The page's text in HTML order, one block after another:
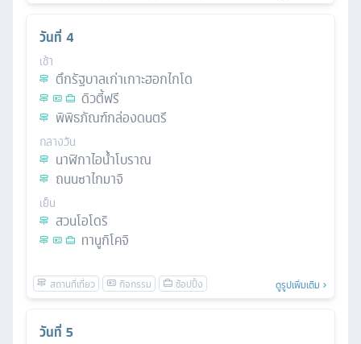
วันที่ 4
เช้า
ตึกรัฐบาลเก่าเกาะฮอกไกโด
ดิวตี้ฟรี
พิพิธภัณฑ์กล่องดนตรี
กลางวัน
นาฬิกาไอน้ำโบราณ
ถนนซาไกมาจิ
เย็น
สวนโอโดริ
ทานูกิโคจิ
ดูรูปเพิ่มเติม
วันที่ 5